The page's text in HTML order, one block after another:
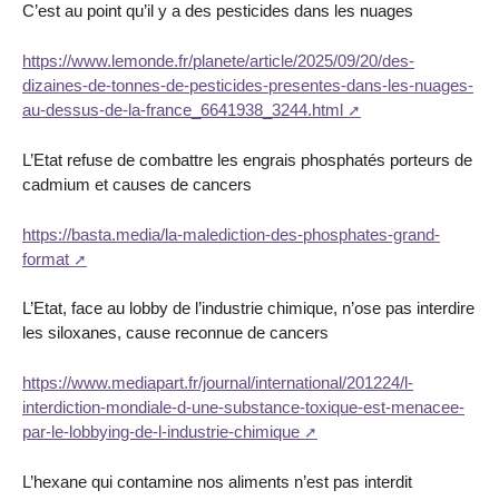
C’est au point qu’il y a des pesticides dans les nuages
https://www.lemonde.fr/planete/article/2025/09/20/des-
dizaines-de-tonnes-de-pesticides-presentes-dans-les-nuages-
au-dessus-de-la-france_6641938_3244.html
L’Etat refuse de combattre les engrais phosphatés porteurs de
cadmium et causes de cancers
https://basta.media/la-malediction-des-phosphates-grand-
format
L’Etat, face au lobby de l’industrie chimique, n’ose pas interdire
les siloxanes, cause reconnue de cancers
https://www.mediapart.fr/journal/international/201224/l-
interdiction-mondiale-d-une-substance-toxique-est-menacee-
par-le-lobbying-de-l-industrie-chimique
L’hexane qui contamine nos aliments n’est pas interdit